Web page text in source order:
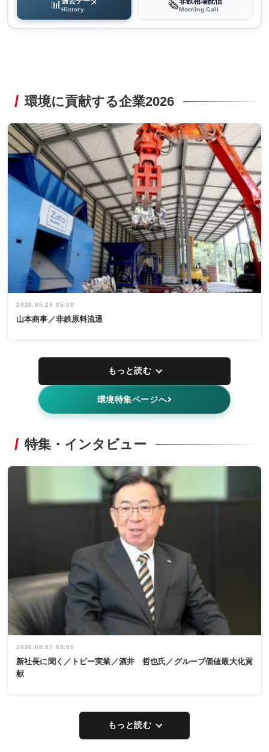
📊History 🗞️Morning Call
環境に貢献する企業2026
2026.05.29 05:00
山本商事／非鉄原料流通
もっと読む
環境特集ページへ
特集・インタビュー
2026.08.07 05:00
新社長に聞く／トピー実業／酒井 哲也氏／グループ価値最大化貢
献
もっと読む